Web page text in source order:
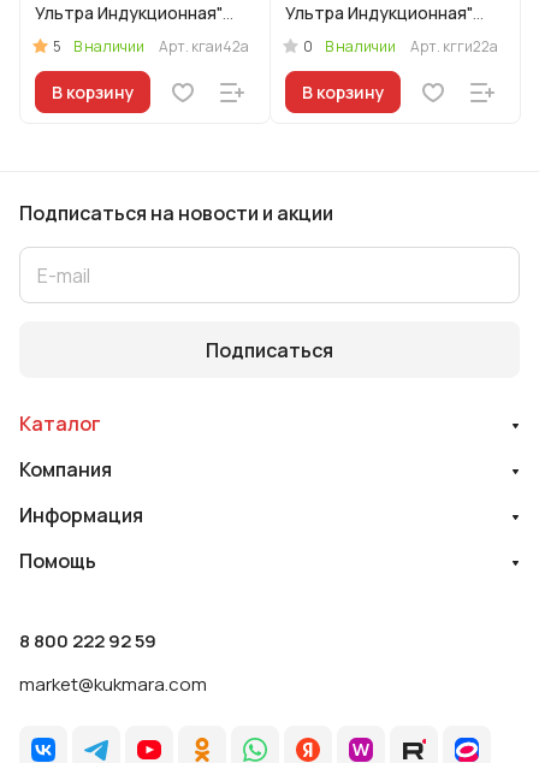
Ультра Индукционная"
(Красный)
5 В наличии Арт. кгаи42а
В корзину
Ультра Индукционная"
(Синий)
0 В наличии Арт. кгги22а
В корзину
Подписаться на новости и акции
Подписаться
Каталог
Компания
Информация
Помощь
8 800 222 92 59
market@kukmara.com